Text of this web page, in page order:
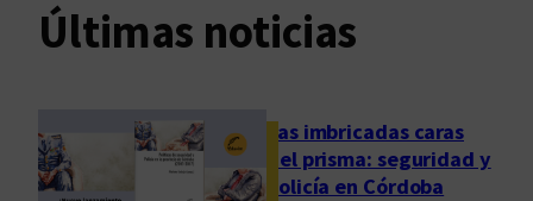
o
e
l
Últimas noticias
Las imbricadas caras
del prisma: seguridad y
policía en Córdoba